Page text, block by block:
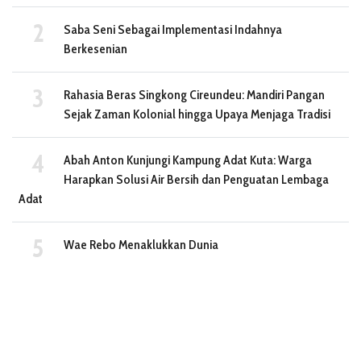
Saba Seni Sebagai Implementasi Indahnya
Berkesenian
Rahasia Beras Singkong Cireundeu: Mandiri Pangan
Sejak Zaman Kolonial hingga Upaya Menjaga Tradisi
Abah Anton Kunjungi Kampung Adat Kuta: Warga
Harapkan Solusi Air Bersih dan Penguatan Lembaga
Adat
Wae Rebo Menaklukkan Dunia